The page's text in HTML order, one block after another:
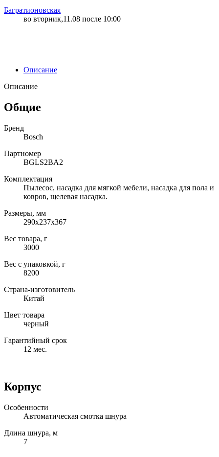
Багратионовская
во вторник,11.08 после 10:00
Описание
Описание
Общие
Бренд
Bosch
Партномер
BGLS2BA2
Комплектация
Пылесос, насадка для мягкой мебели, насадка для пола и
ковров, щелевая насадка.
Размеры, мм
290х237х367
Вес товара, г
3000
Вес с упаковкой, г
8200
Страна-изготовитель
Китай
Цвет товара
черный
Гарантийный срок
12 мес.
Корпус
Особенности
Автоматическая смотка шнура
Длина шнура, м
7